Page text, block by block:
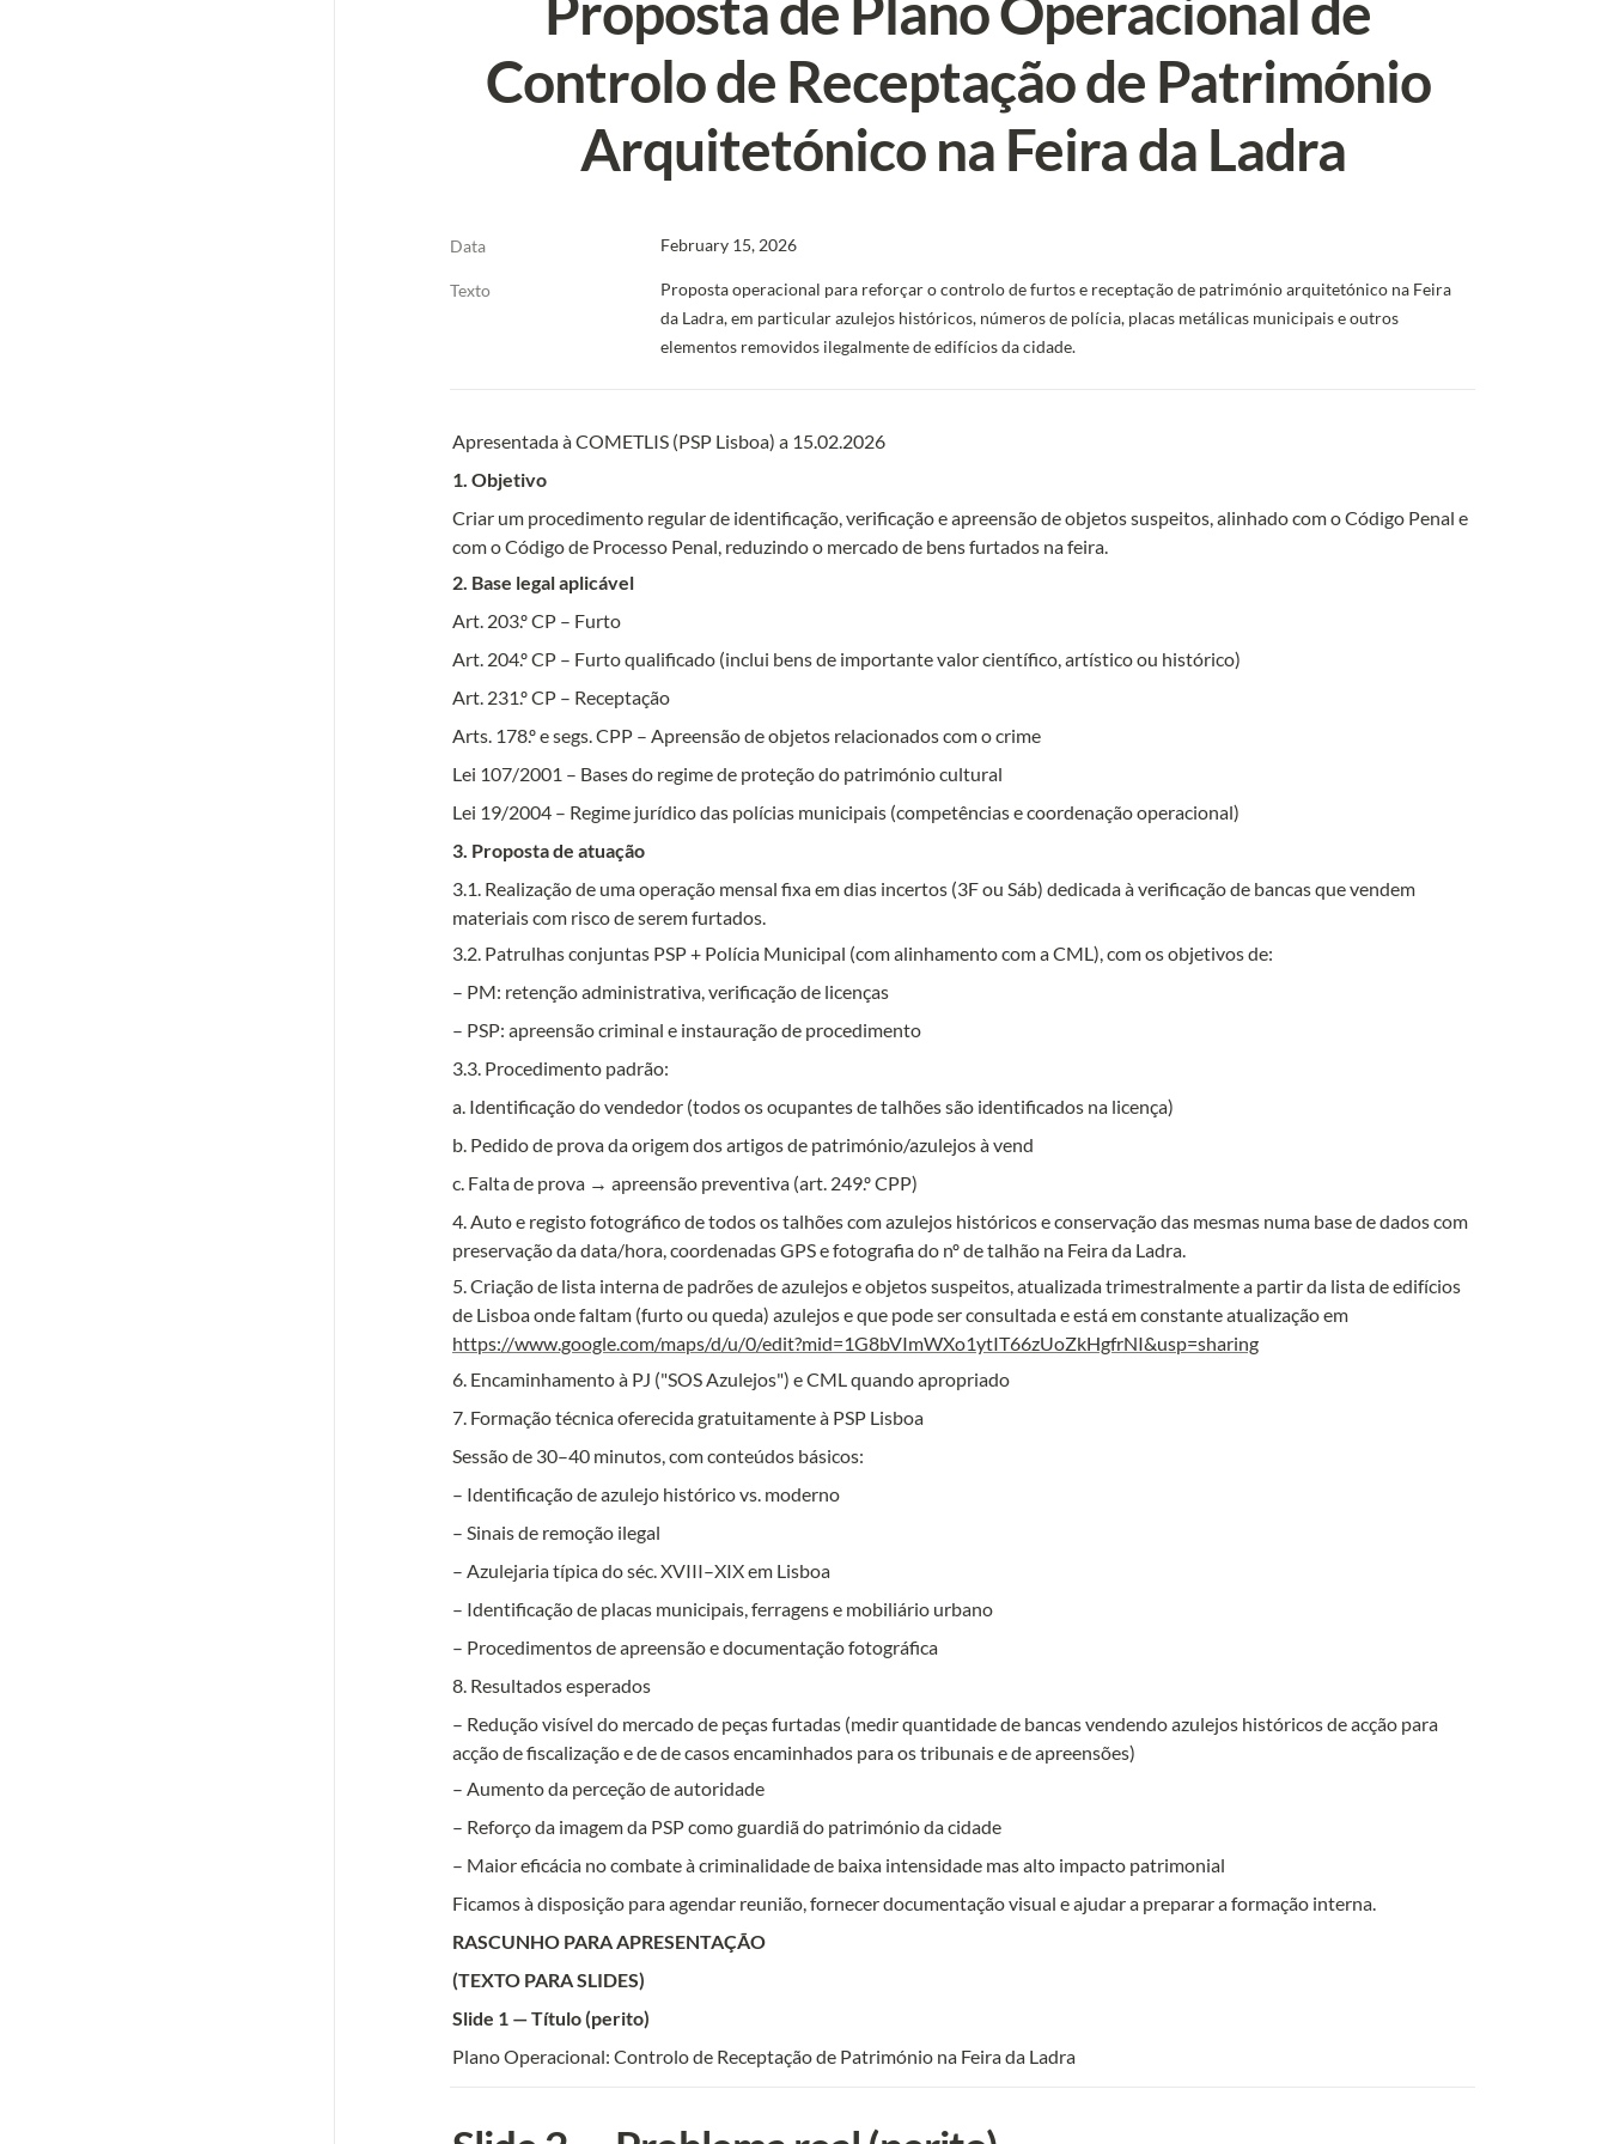
Controlo de Receptação de Património
Arquitetónico na Feira da Ladra
Data February 15, 2026
Texto
Proposta operacional para reforçar o controlo de furtos e receptação de património arquitetónico na Feira
da Ladra, em particular azulejos históricos, números de polícia, placas metálicas municipais e outros
elementos removidos ilegalmente de edifícios da cidade.
Apresentada à COMETLIS (PSP Lisboa) a 15.02.2026
1. Objetivo
Criar um procedimento regular de identificação, verificação e apreensão de objetos suspeitos, alinhado com o Código Penal e
com o Código de Processo Penal, reduzindo o mercado de bens furtados na feira.
2. Base legal aplicável
Art. 203.º CP – Furto
Art. 204.º CP – Furto qualificado (inclui bens de importante valor científico, artístico ou histórico)
Art. 231.º CP – Receptação
Arts. 178.º e segs. CPP – Apreensão de objetos relacionados com o crime
Lei 107/2001 – Bases do regime de proteção do património cultural
Lei 19/2004 – Regime jurídico das polícias municipais (competências e coordenação operacional)
3. Proposta de atuação
3.1. Realização de uma operação mensal fixa em dias incertos (3F ou Sáb) dedicada à verificação de bancas que vendem
materiais com risco de serem furtados.
3.2. Patrulhas conjuntas PSP + Polícia Municipal (com alinhamento com a CML), com os objetivos de:
– PM: retenção administrativa, verificação de licenças
– PSP: apreensão criminal e instauração de procedimento
3.3. Procedimento padrão:
a. Identificação do vendedor (todos os ocupantes de talhões são identificados na licença)
b. Pedido de prova da origem dos artigos de património/azulejos à vend
c. Falta de prova → apreensão preventiva (art. 249.º CPP)
4. Auto e registo fotográfico de todos os talhões com azulejos históricos e conservação das mesmas numa base de dados com
preservação da data/hora, coordenadas GPS e fotografia do nº de talhão na Feira da Ladra.
5. Criação de lista interna de padrões de azulejos e objetos suspeitos, atualizada trimestralmente a partir da lista de edifícios
https://www.google.com/maps/d/u/0/edit?mid=1G8bVImWXo1ytIT66zUoZkHgfrNI&usp=sharing
6. Encaminhamento à PJ ("SOS Azulejos") e CML quando apropriado
7. Formação técnica oferecida gratuitamente à PSP Lisboa
Sessão de 30–40 minutos, com conteúdos básicos:
– Identificação de azulejo histórico vs. moderno
– Sinais de remoção ilegal
– Azulejaria típica do séc. XVIII–XIX em Lisboa
– Identificação de placas municipais, ferragens e mobiliário urbano
– Procedimentos de apreensão e documentação fotográfica
8. Resultados esperados
– Redução visível do mercado de peças furtadas (medir quantidade de bancas vendendo azulejos históricos de acção para
acção de fiscalização e de de casos encaminhados para os tribunais e de apreensões)
– Aumento da perceção de autoridade
– Reforço da imagem da PSP como guardiã do património da cidade
– Maior eficácia no combate à criminalidade de baixa intensidade mas alto impacto patrimonial
Ficamos à disposição para agendar reunião, fornecer documentação visual e ajudar a preparar a formação interna.
RASCUNHO PARA APRESENTAÇÃO
(TEXTO PARA SLIDES)
Slide 1 — Título (perito)
Plano Operacional: Controlo de Receptação de Património na Feira da Ladra